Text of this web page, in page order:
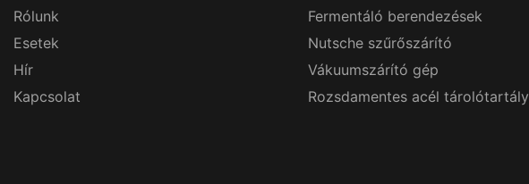
Rólunk
Esetek
Hír
Kapcsolat
Fermentáló berendezések
Nutsche szűrőszárító
Vákuumszárító gép
Rozsdamentes acél tárolótartály